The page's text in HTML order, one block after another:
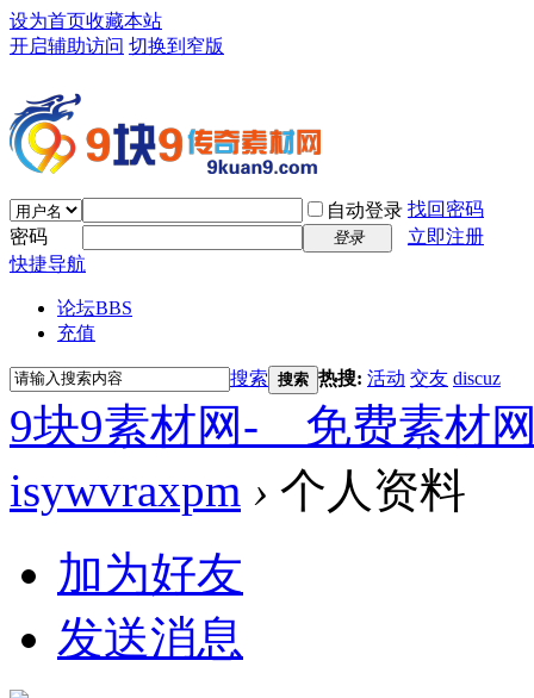
设为首页收藏本站
开启辅助访问 切换到窄版
自动登录 找回密码
密码
登录
立即注册
快捷导航
论坛BBS
充值
搜索 搜索 热搜: 活动 交友 discuz
9块9素材网-＿免费素材
isywvraxpm › 个人资料
加为好友
发送消息